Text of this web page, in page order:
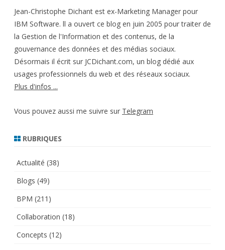
Jean-Christophe Dichant est ex-Marketing Manager pour
IBM Software. ll a ouvert ce blog en juin 2005 pour traiter de
la Gestion de l'Information et des contenus, de la
gouvernance des données et des médias sociaux.
Désormais il écrit sur JCDichant.com, un blog dédié aux
usages professionnels du web et des réseaux sociaux.
Plus d'infos ...
Vous pouvez aussi me suivre sur Telegram
RUBRIQUES
Actualité (38)
Blogs (49)
BPM (211)
Collaboration (18)
Concepts (12)